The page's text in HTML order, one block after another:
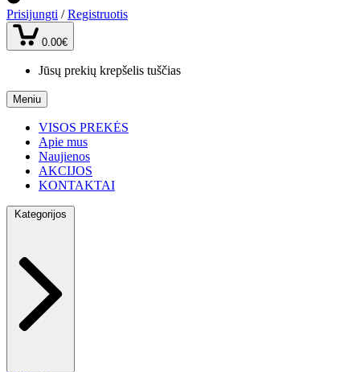
Prisijungti / Registruotis
0.00€
Jūsų prekių krepšelis tuščias
Meniu
VISOS PREKĖS
Apie mus
Naujienos
AKCIJOS
KONTAKTAI
Kategorijos